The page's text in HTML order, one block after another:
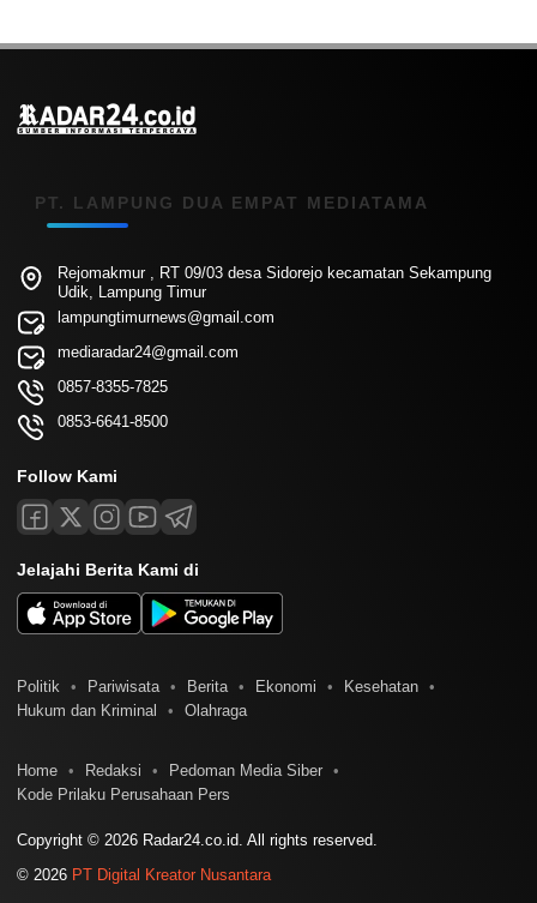
PT. LAMPUNG DUA EMPAT MEDIATAMA
Rejomakmur , RT 09/03 desa Sidorejo kecamatan Sekampung
Udik, Lampung Timur
lampungtimurnews@gmail.com
mediaradar24@gmail.com
0857-8355-7825
0853-6641-8500
Follow Kami
Jelajahi Berita Kami di
Politik Pariwisata Berita Ekonomi
Kesehatan
Hukum dan Kriminal
Olahraga
Home Redaksi
Pedoman Media Siber
Kode Prilaku Perusahaan Pers
Copyright © 2026 Radar24.co.id. All rights reserved.
© 2026 PT Digital Kreator Nusantara